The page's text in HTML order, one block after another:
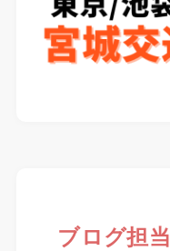
ブログ担当